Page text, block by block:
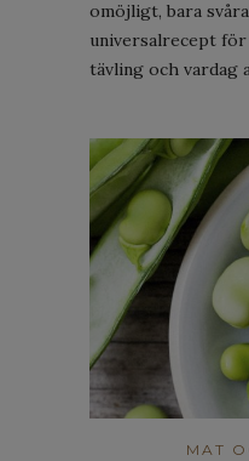
omöjligt, bara
universalrecept för
tävling och vardag
MAT